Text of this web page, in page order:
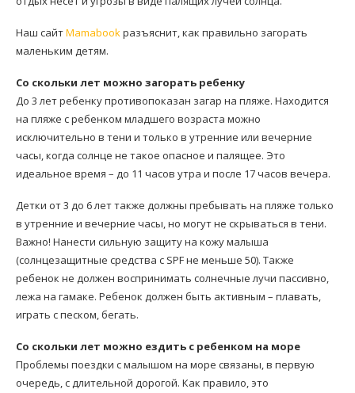
Наш сайтMamabookразъяснит, как правильно загорать
маленьким детям.
Со скольки лет можно загорать ребенку
До 3 лет ребенку противопоказан загар на пляже. Находится
на пляже с ребенком младшего возраста можно
исключительно в тени и только в утренние или вечерние
часы, когда солнце не такое опасное и палящее. Это
идеальное время – до 11 часов утра и после 17 часов вечера.
Детки от 3 до 6 лет также должны пребывать на пляже только
в утренние и вечерние часы, но могут не скрываться в тени.
Важно! Нанести сильную защиту на кожу малыша
(солнцезащитные средства с SPF не меньше 50). Также
ребенок не должен воспринимать солнечные лучи пассивно,
лежа на гамаке. Ребенок должен быть активным – плавать,
играть с песком, бегать.
Со скольки лет можно ездить с ребенком на море
Проблемы поездки с малышом на море связаны, в первую
очередь, с длительной дорогой. Как правило, это